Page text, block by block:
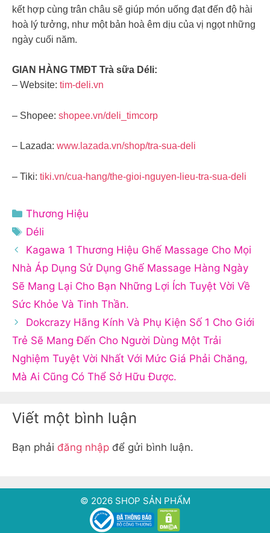
kết hợp cùng trân châu sẽ giúp món uống đạt đến độ hài
hoà lý tưởng, như một bản hoà êm dịu của vị ngọt những
ngày cuối năm.
GIAN HÀNG TMĐT Trà sữa Déli:
– Website: tim-deli.vn
– Shopee: shopee.vn/deli_timcorp
– Lazada: www.lazada.vn/shop/tra-sua-deli
– Tiki: tiki.vn/cua-hang/the-gioi-nguyen-lieu-tra-sua-deli
Danh
mục
Thương Hiệu
Thẻ
Déli
Kagawa 1 Thương Hiệu Ghế Massage Cho Mọi
Nhà Áp Dụng Sử Dụng Ghế Massage Hàng Ngày
Sẽ Mang Lại Cho Bạn Những Lợi Ích Tuyệt Vời Về
Sức Khỏe Và Tinh Thần.
Dokcrazy Hãng Kính Và Phụ Kiện Số 1 Cho Giới
Trẻ Sẽ Mang Đến Cho Người Dùng Một Trải
Nghiệm Tuyệt Vời Nhất Với Mức Giá Phải Chăng,
Mà Ai Cũng Có Thể Sở Hữu Được.
Viết một bình luận
Bạn phải đăng nhập để gửi bình luận.
© 2026 SHOP SẢN PHẨM